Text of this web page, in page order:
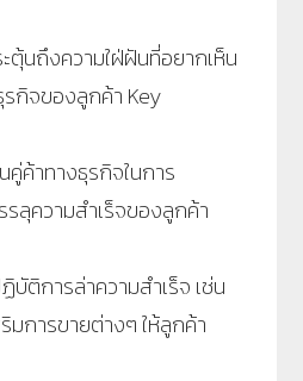
ตุ้นถึงความใฝ่ฝันที่อยากเห็น
รกิจของลูกค้า Key
คู่ค้าทางธุรกิจในการ
ลุความสำเร็จของลูกค้า
บัติการล่าความสำเร็จ เช่น
มการขายต่างๆ ให้ลูกค้า